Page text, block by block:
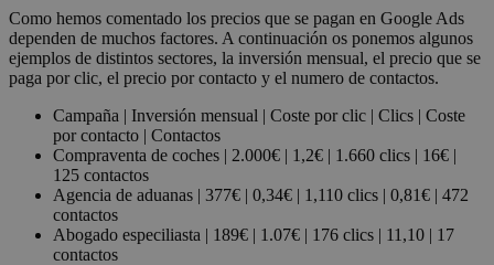
Como hemos comentado los precios que se pagan en Google Ads
dependen de muchos factores. A continuación os ponemos algunos
ejemplos de distintos sectores, la inversión mensual, el precio que se
paga por clic, el precio por contacto y el numero de contactos.
Campaña | Inversión mensual | Coste por clic | Clics | Coste
por contacto | Contactos
Compraventa de coches | 2.000€ | 1,2€ | 1.660 clics | 16€ |
125 contactos
Agencia de aduanas | 377€ | 0,34€ | 1,110 clics | 0,81€ | 472
contactos
Abogado especiliasta | 189€ | 1.07€ | 176 clics | 11,10 | 17
contactos